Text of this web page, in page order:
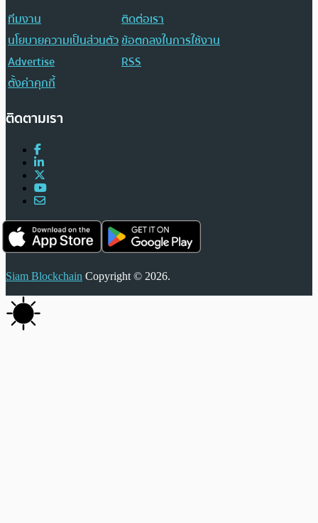
ทีมงาน
ติดต่อเรา
นโยบายความเป็นส่วนตัวข้อตกลงในการใช้งาน
Advertise
RSS
ตั้งค่าคุกกี้
ติดตามเรา
Siam Blockchain Copyright © 2026.